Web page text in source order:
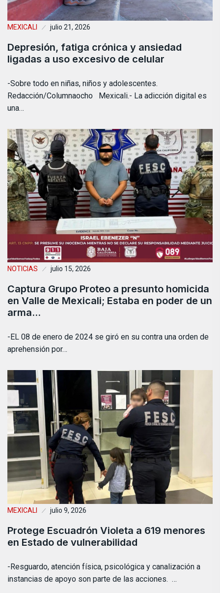
MEXICALI julio 21, 2026
Depresión, fatiga crónica y ansiedad
ligadas a uso excesivo de celular
-Sobre todo en niñas, niños y adolescentes.
Redacción/Columnaocho Mexicali.- La adicción digital es
una…
NOTICIAS julio 15, 2026
Captura Grupo Proteo a presunto homicida
en Valle de Mexicali; Estaba en poder de un
arma…
-EL 08 de enero de 2024 se giró en su contra una orden de
aprehensión por…
MEXICALI julio 9, 2026
Protege Escuadrón Violeta a 619 menores
en Estado de vulnerabilidad
-Resguardo, atención física, psicológica y canalización a
instancias de apoyo son parte de las acciones. …